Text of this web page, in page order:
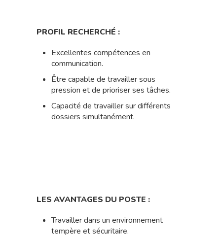
PROFIL RECHERCHÉ :
Excellentes compétences en
communication.
Être capable de travailler sous
pression et de prioriser ses tâches.
Capacité de travailler sur différents
dossiers simultanément.
LES AVANTAGES DU POSTE :
Travailler dans un environnement
tempère et sécuritaire.